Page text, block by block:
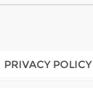
PRIVACY POLICY